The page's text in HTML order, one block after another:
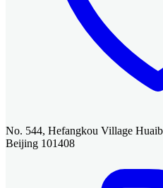
No. 544, Hefangkou Village
Beijing 101408